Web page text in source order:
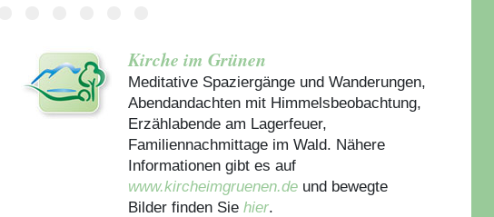
Kirche im Grünen
Meditative Spaziergänge und Wanderungen,
Abendandachten mit Himmelsbeobachtung,
Erzählabende am Lagerfeuer,
Familiennachmittage im Wald. Nähere
Informationen gibt es auf
www.kircheimgruenen.deund bewegte
Bilder finden Siehier.